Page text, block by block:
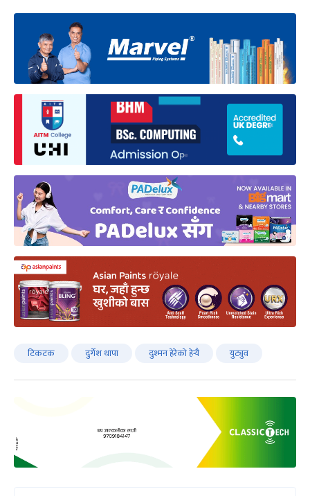
टिकटक दुर्गेश थापा दुश्मन हेरेको हेर्‍यै युट्युव